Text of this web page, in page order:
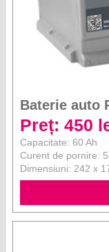
Baterie auto
Preț: 450
Capacitate: 60 Ah
Curent de pornire:
Dimensiuni: 242 x